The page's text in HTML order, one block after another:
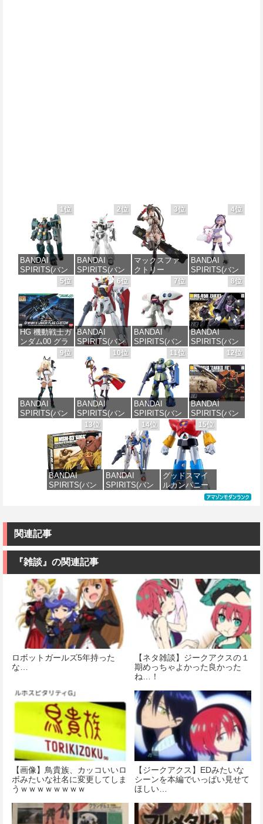
1位
BANDAI
SPIRITS(バン
ダイ スピリッ
ツ) HG 機動新
世紀ガンダムX
ガンダムレオ
パルド 1/144ス
ケール 色分け
済みプラモデ
ル
価格：¥3,880
2位
BANDAI
SPIRITS(バン
ダイ スピリッ
ツ) 機動警察パ
トレイバー
EZY RG 1/48
AV-98Plus (イ
ングラム・プ
ラス) 色分け済
みプラモデル
価格：¥6,600
3位
マックスファ
クトリー
MXちゃん 組み
立て式プラモ
デル ノンスケ
ール 全高約
160mm
価格：¥10,087
4位
BANDAI
SPIRITS(バン
ダイ スピリッ
ツ) 30MS SIS-
J00 メルンジ
ャ[カラーA] 色
分け済みプラ
モデル
価格：¥4,100
5位
HG 機動戦士ガ
ンダム00 グラ
ハム専用ユニ
オンフラッグ
カスタム 1/144
スケール 色分
け済みプラモ
デル
価格：¥1,818
6位
BANDAI
SPIRITS(バン
ダイ スピリッ
ツ) HGAW 機
動新世紀ガン
ダムX ガンダ
ムエアマスタ
ー 1/144スケー
ル 色分け済み
プラモデル
価格：¥3,600
7位
BANDAI
SPIRITS(バン
ダイ スピリッ
ツ) HGUC 195
機動戦士Zガン
ダム キュベレ
イ 1/144スケー
ル 色分け済み
プラモデル
価格：¥2,200
8位
BANDAI
SPIRITS(バン
ダイ スピリッ
ツ) HGUC 機動
戦士ガンダム
ザクI(黒い三連
星仕様) 1/144
スケール 色分
け済みプラモ
デル
価格：¥1,700
9位
BANDAI
SPIRITS(バン
ツ) 30MS SIS-
H00 セスティ
エ[カラーC] 色
分け済みプラ
価格：¥4,500
10位
BANDAI
SPIRITS(バン
ダイ スピリッ
ツ) 30MS
Fate/Grand
Order アルトリ
ア・キャスタ
ー 色分け済み
プラモデル
11位
BANDAI
SPIRITS(バン
ダイ スピリッ
ツ) HGUC
1/144 HGUC
MS-05BザクI
(機動戦士ガン
ダム)
価格：¥2,350
12位
BANDAI
SPIRITS(バン
ダイ スピリッ
ツ) HGUC
1/144 ザクII
(ガルマ専用機)
(機動戦士ガン
ダム)
価格：¥2,500
13位
BANDAI
SPIRITS(バン
MSM-03 ゴッ
グ 1/144スケー
プラモデル
14位
BANDAI
SPIRITS(バン
機動戦士ガン
アリアル 1/100
デル
価格：¥4,822
15位
グッドスマイ
ルカンパニー
UFO戦士ダイ
イアポロン 組
ケール 全高約
価格：¥8,820
関連記事
『雑談』の関連記事
ロボットガールズ5年持った
な…
【ネタ雑談】ジークアクスの１
期めっちゃよかった良かった
ね…！
【画像】鳥貴族、カッコいいロ
ボみたいな社名に変更してしま
うｗｗｗｗｗｗｗｗ
【ジークアクス】EDみたいな
シーンを本編でいっぱい見せて
ほしい…